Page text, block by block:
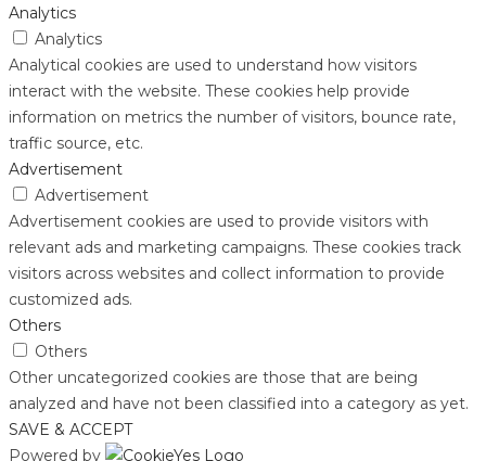
Analytics
Analytics
Analytical cookies are used to understand how visitors
interact with the website. These cookies help provide
information on metrics the number of visitors, bounce rate,
traffic source, etc.
Advertisement
Advertisement
Advertisement cookies are used to provide visitors with
relevant ads and marketing campaigns. These cookies track
visitors across websites and collect information to provide
customized ads.
Others
Others
Other uncategorized cookies are those that are being
analyzed and have not been classified into a category as yet.
SAVE & ACCEPT
Powered by